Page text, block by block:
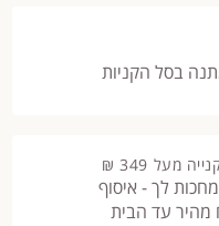
מעל 349 ₪
לך - איסוף
מהיר עד הבית